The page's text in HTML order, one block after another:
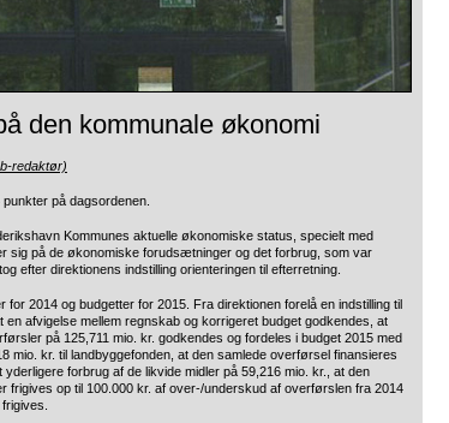
den kommunale økonomi
redaktør)
punkter på dagsordenen.
Kommunes aktuelle økonomiske status, specielt med
sig på de økonomiske forudsætninger og det forbrug, som var
efter direktionens indstilling orienteringen til efterretning.
2014 og budgetter for 2015. Fra direktionen forelå en indstilling til
afvigelse mellem regnskab og korrigeret budget godkendes, at
på 125,711 mio. kr. godkendes og fordeles i budget 2015 med
mio. kr. til landbyggefonden, at den samlede overførsel finansieres
forbrug af de likvide midler på 59,216 mio. kr., at den
frigives op til 100.000 kr. af over-/underskud af overførslen fra 2014